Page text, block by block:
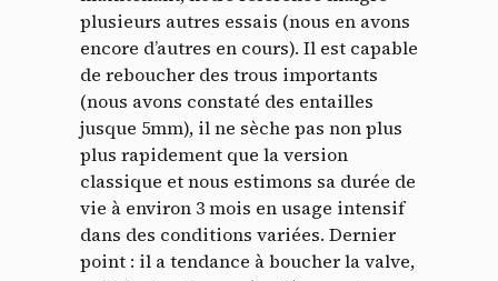
plusieurs autres essais (nous en avons
encore d’autres en cours). Il est capable
de reboucher des trous importants
(nous avons constaté des entailles
jusque 5mm), il ne sèche pas non plus
plus rapidement que la version
classique et nous estimons sa durée de
vie à environ 3 mois en usage intensif
dans des conditions variées. Dernier
point : il a tendance à boucher la valve,